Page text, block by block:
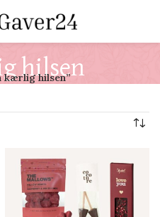
hilsen
kærlig hilsen”